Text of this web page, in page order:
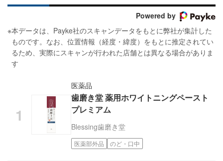
Powered by
※本データは、Payke社のスキャンデータをもとに弊社が集計した
ものです。なお、位置情報（経度・緯度）をもとに推定されてい
るため、実際にスキャンが行われた店舗とは異なる場合がありま
す
医薬品
歯磨き堂 薬用ホワイトニングペースト
プレミアム
Blessing歯磨き堂
医薬部外品 のど・口中